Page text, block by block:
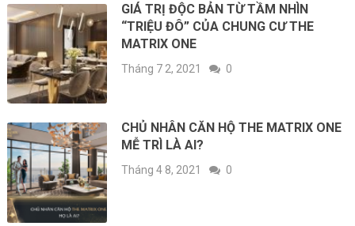
GIÁ TRỊ ĐỘC BẢN TỪ TẦM NHÌN
“TRIỆU ĐÔ” CỦA CHUNG CƯ THE
MATRIX ONE
Tháng 7 2, 2021 0
CHỦ NHÂN CĂN HỘ THE MATRIX ONE
MỄ TRÌ LÀ AI?
Tháng 4 8, 2021 0